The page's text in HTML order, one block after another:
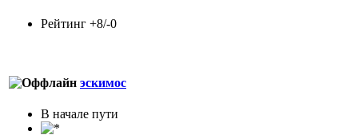
Рейтинг +8/-0
эскимос
В начале пути